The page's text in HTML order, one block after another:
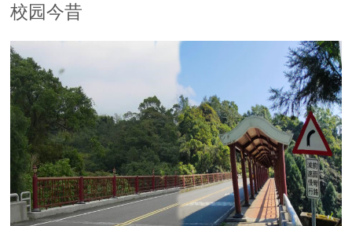
校园今昔